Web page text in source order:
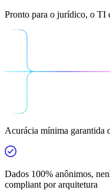
Pronto para o jurídico, o TI
Acurácia mínima garantida
Dados 100% anônimos,
compliant por arquitetura